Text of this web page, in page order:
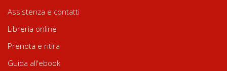
Assistenza e contatti
Libreria online
Prenota e ritira
Guida all'ebook